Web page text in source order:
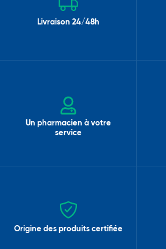
Livraison 24/48h
Un pharmacien à votre
service
Origine des produits certifiée